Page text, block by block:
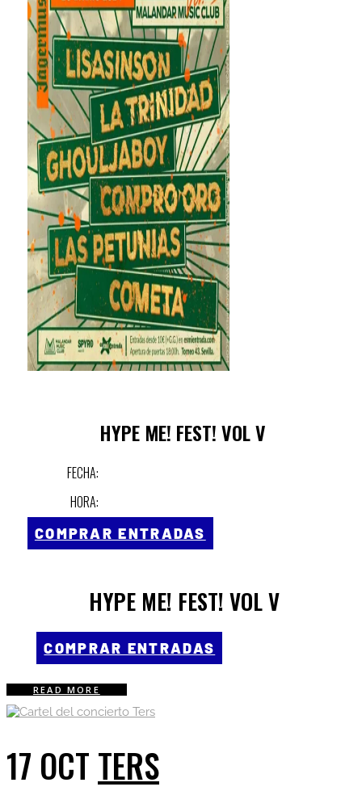
HYPE ME! FEST! VOL V
FECHA:
HORA:
COMPRAR ENTRADAS
HYPE ME! FEST! VOL V
COMPRAR ENTRADAS
READ MORE
17 OCT TERS